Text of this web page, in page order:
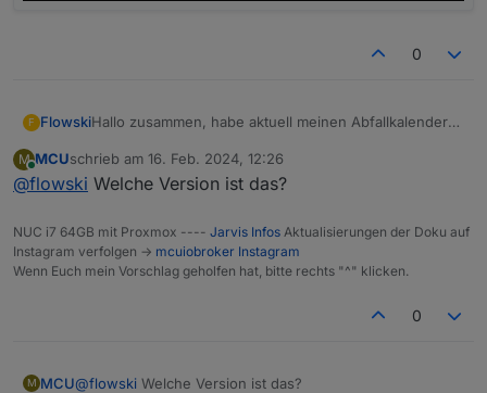
0
F FlowskiHallo zusammen, habe aktuell meinen Abfallkalender
Ansicht nicht wirklich. Hätte die 4 Tonnen gerne in
einer Reihe, ist das iwie machbar? hatte die
jedoch kamen dann nur 3 Icons in eine Reihe und die
4. Tonne darunter...
M
Online
MCUschrieb am 16. Feb. 2024, 12:26
zuletzt editiert von
@flowski Welche Version ist das?
NUC i7 64GB mit Proxmox ---- Jarvis Infos Aktualisierungen der Doku auf
Instagram verfolgen -> mcuiobroker Instagram
Wenn Euch mein Vorschlag geholfen hat, bitte rechts "^" klicken.
0
M MCU@flowski Welche Version ist das?